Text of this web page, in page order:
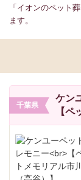
「イオンのペット
ます。
千葉県
ケン
【ペ